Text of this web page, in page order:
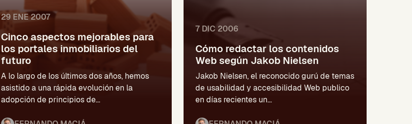
29 ENE 2007
Cinco aspectos mejorables para
los portales inmobiliarios del
futuro
A lo largo de los últimos dos años, hemos
asistido a una rápida evolución en la
adopción de principios de...
7 DIC 2006
Cómo redactar los contenidos
Web según Jakob Nielsen
Jakob Nielsen, el reconocido gurú de temas
de usabilidad y accesibilidad Web publico
en días recientes un...